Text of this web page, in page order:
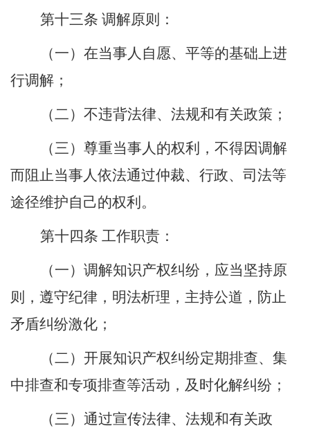
第十三条 调解原则：
（一）在当事人自愿、平等的基础上进
行调解；
（二）不违背法律、法规和有关政策；
（三）尊重当事人的权利，不得因调解
而阻止当事人依法通过仲裁、行政、司法等
途径维护自己的权利。
第十四条 工作职责：
（一）调解知识产权纠纷，应当坚持原
则，遵守纪律，明法析理，主持公道，防止
矛盾纠纷激化；
（二）开展知识产权纠纷定期排查、集
中排查和专项排查等活动，及时化解纠纷；
（三）通过宣传法律、法规和有关政